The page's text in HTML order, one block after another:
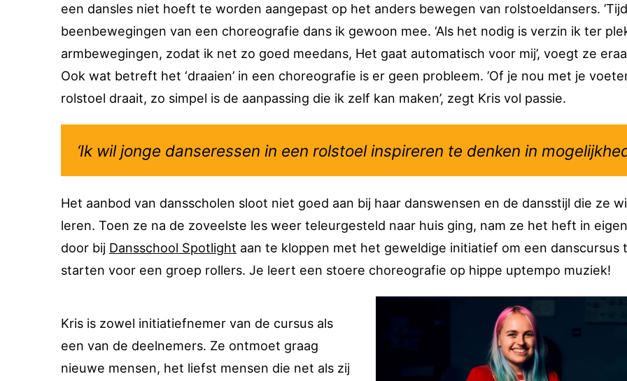
een dansles niet hoeft te worden aangepast op het anders bewegen van rolstoeldansers.
beenbewegingen van een choreografie dans ik gewoon mee. ‘Als het nodig is verzin ik ter
armbewegingen, zodat ik net zo goed meedans, Het gaat automatisch voor mij’, voegt ze
Ook wat betreft het ‘draaien’ in een choreografie is er geen probleem. ’Of je nou met je
rolstoel draait, zo simpel is de aanpassing die ik zelf kan maken’, zegt Kris vol passie.
‘Ik wil jonge danseressen in een rolstoel inspireren te denken in
Het aanbod van dansscholen sloot niet goed aan bij haar danswensen en de dansstijl die ze
leren. Toen ze na de zoveelste les weer teleurgesteld naar huis ging, nam ze het heft in
door bij Dansschool Spotlight aan te kloppen met het geweldige initiatief om een danscursus
starten voor een groep rollers. Je leert een stoere choreografie op hippe uptempo muziek!
Kris is zowel initiatiefnemer van de cursus als
een van de deelnemers. Ze ontmoet graag
nieuwe mensen, het liefst mensen die net als zij